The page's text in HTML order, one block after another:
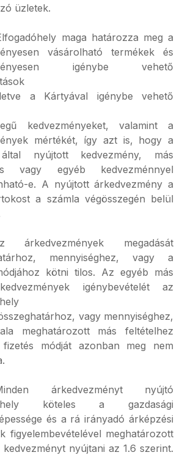
üzletek.
maga határozza meg a
vásárolható termékek és
igénybe vehető
a Kártyával igénybe vehető
kedvezményeket, valamint a
mértékét, így azt is, hogy a
nyújtott kedvezmény, más
vagy egyéb kedvezménnyel
e. A nyújtott árkedvezmény a
a számla végösszegén belül
megadását
mennyiséghez, vagy a
kötni tilos. Az egyéb más
igénybevételét az
vagy mennyiséghez,
meghatározott más feltételhez
módját azonban meg nem
árkedvezményt nyújtó
köteles a gazdasági
és a rá irányadó árképzési
figyelembevételével meghatározott
kedvezményt nyújtani az 1.6 szerint.